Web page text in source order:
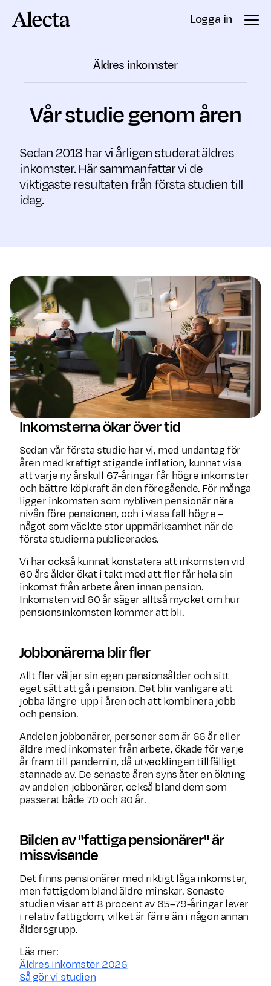
Logga in
Äldres inkomster
Vår studie genom åren
Sedan 2018 har vi årligen studerat äldres
inkomster. Här sammanfattar vi de
viktigaste resultaten från första studien till
idag.
Inkomsterna ökar över tid
Sedan vår första studie har vi, med undantag för
åren med kraftigt stigande inflation, kunnat visa
att varje ny årskull 67-åringar får högre inkomster
och bättre köpkraft än den föregående. För många
ligger inkomsten som nybliven pensionär nära
nivån före pensionen, och i vissa fall högre –
något som väckte stor uppmärksamhet när de
första studierna publicerades.
Vi har också kunnat konstatera att inkomsten vid
60 års ålder ökat i takt med att fler får hela sin
inkomst från arbete åren innan pension.
Inkomsten vid 60 år säger alltså mycket om hur
pensionsinkomsten kommer att bli.
Jobbonärerna blir fler
Allt fler väljer sin egen pensionsålder och sitt
eget sätt att gå i pension. Det blir vanligare att
jobba längre upp i åren och att kombinera jobb
och pension.
Andelen jobbonärer, personer som är 66 år eller
äldre med inkomster från arbete, ökade för varje
år fram till pandemin, då utvecklingen tillfälligt
stannade av. De senaste åren syns åter en ökning
av andelen jobbonärer, också bland dem som
passerat både 70 och 80 år.
Bilden av "fattiga pensionärer" är
missvisande
Det finns pensionärer med riktigt låga inkomster,
men fattigdom bland äldre minskar. Senaste
studien visar att 8 procent av 65–79-åringar lever
i relativ fattigdom, vilket är färre än i någon annan
åldersgrupp.
Läs mer:
Äldres inkomster 2026
Så gör vi studien